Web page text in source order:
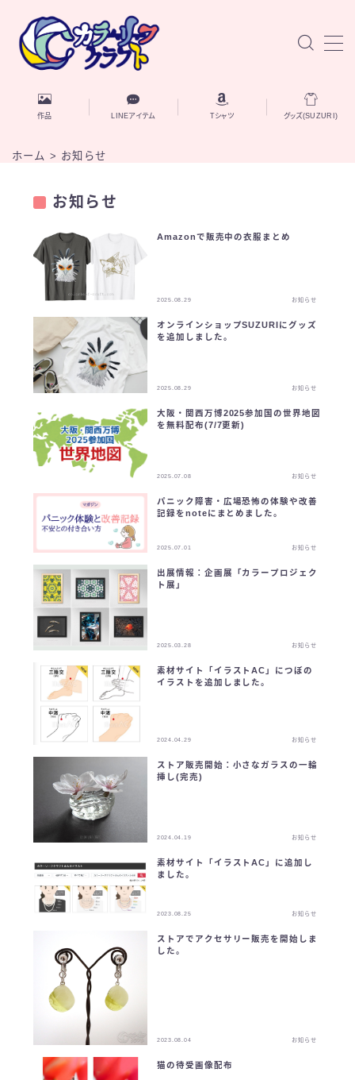
MENU
お知らせ
作品
AIと自己探究
ブログ記事
自己紹介
お問い合わせ
English
作品 LINEアイテム Tシャツ グッズ(SUZURI)
ホーム > お知らせ
お知らせ
Amazonで販売中の衣服まとめ
2025.08.29 お知らせ
オンラインショップSUZURIにグッズ
を追加しました。
2025.08.29 お知らせ
大阪・関西万博2025参加国の世界地図
を無料配布(7/7更新)
2025.07.08 お知らせ
パニック障害・広場恐怖の体験や改善
記録をnoteにまとめました。
2025.07.01 お知らせ
出展情報：企画展「カラープロジェク
ト展」
2025.03.28 お知らせ
素材サイト「イラストAC」につぼの
イラストを追加しました。
2024.04.29 お知らせ
ストア販売開始：小さなガラスの一輪
挿し(完売)
2024.04.19 お知らせ
素材サイト「イラストAC」に追加し
ました。
2023.08.25 お知らせ
ストアでアクセサリー販売を開始しま
した。
2023.08.04 お知らせ
猫の待受画像配布